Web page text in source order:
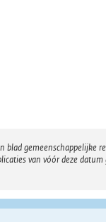
van vóór deze